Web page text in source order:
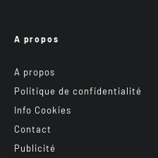
A propos
A propos
Politique de confidentialité
Info Cookies
Contact
Publicité